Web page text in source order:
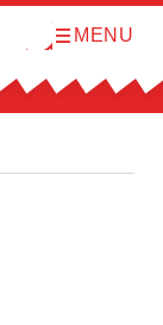
O
n
m
MENU